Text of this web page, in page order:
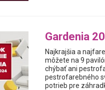
Gardenia
Najkrajšia a
môžete na 9
chýbať ani
pestrofarebného
potrieb pre